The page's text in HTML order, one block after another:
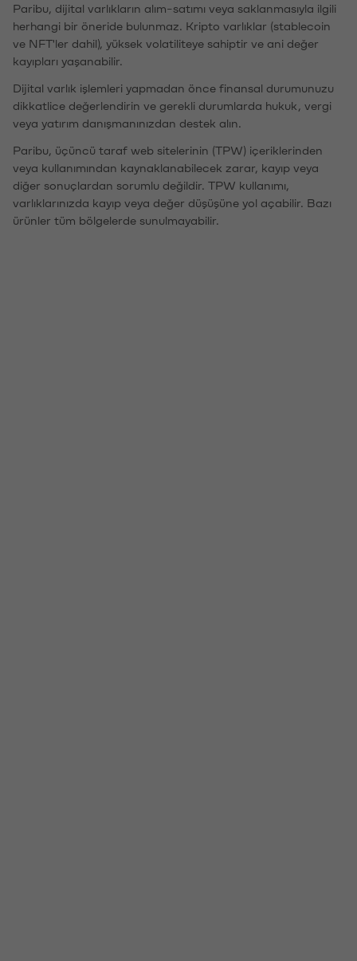
Paribu, dijital varlıkların alım-satımı veya saklanmasıyla ilgili
herhangi bir öneride bulunmaz. Kripto varlıklar (stablecoin
ve NFT'ler dahil), yüksek volatiliteye sahiptir ve ani değer
kayıpları yaşanabilir.
Dijital varlık işlemleri yapmadan önce finansal durumunuzu
dikkatlice değerlendirin ve gerekli durumlarda hukuk, vergi
veya yatırım danışmanınızdan destek alın.
Paribu, üçüncü taraf web sitelerinin (TPW) içeriklerinden
veya kullanımından kaynaklanabilecek zarar, kayıp veya
diğer sonuçlardan sorumlu değildir. TPW kullanımı,
varlıklarınızda kayıp veya değer düşüşüne yol açabilir. Bazı
ürünler tüm bölgelerde sunulmayabilir.